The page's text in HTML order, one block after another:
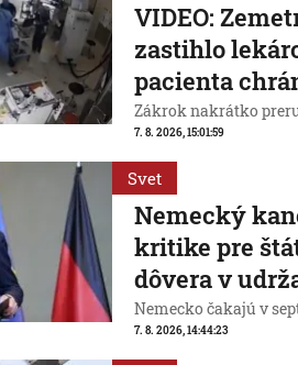
VIDEO:
zastihlo
pacienta
Zákrok nakrátko
7. 8. 2026, 15:01:59
Svet
Nemecký
kritike pre
dôvera v
Nemecko čakajú v
7. 8. 2026, 14:44:23